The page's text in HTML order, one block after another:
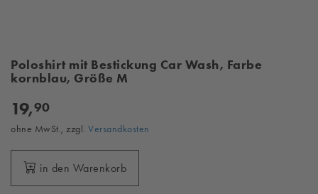
Poloshirt mit Bestickung Car Wash, Farbe
kornblau, Größe M
19,90
ohne MwSt., zzgl. Versandkosten
in den Warenkorb